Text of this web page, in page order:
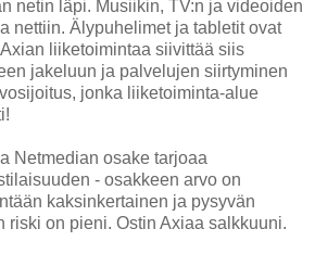
netin läpi. Musiikin, TV:n ja videoiden
nettiin. Älypuhelimet ja tabletit ovat
liiketoimintaa siivittää siis
jakeluun ja palvelujen siirtyminen
jonka liiketoiminta-alue
Netmedian osake tarjoaa
- osakkeen arvo on
kaksinkertainen ja pysyvän
riski on pieni. Ostin Axiaa salkkuuni.